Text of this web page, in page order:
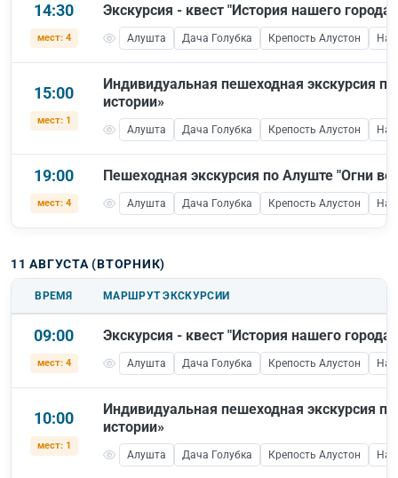
14:30
мест: 4
Экскурсия - квест "История нашего города"
Алушта Дача Голубка Крепость Алустон
15:00
мест: 1
Индивидуальная пешеходная экскурсия
истории»
Алушта Дача Голубка Крепость Алустон
19:00
мест: 4
Пешеходная экскурсия по Алуште "Огни
Алушта Дача Голубка Крепость Алустон
11 АВГУСТА (ВТОРНИК)
ВРЕМЯ МАРШРУТ ЭКСКУРСИИ
09:00
мест: 4
Экскурсия - квест "История нашего города"
Алушта Дача Голубка Крепость Алустон
10:00
мест: 1
Индивидуальная пешеходная экскурсия
истории»
Алушта Дача Голубка Крепость Алустон